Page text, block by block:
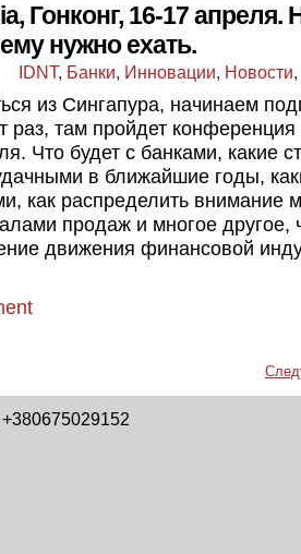
Гонконг, 16-17 апреля.
нужно ехать.
IDNT, Банки, Инновации, Новости,
из Сингапура, начинаем
раз, там пройдет
Что будет с банками, какие
в ближайшие годы,
как распределить внимание
продаж и многое другое,
движения финансовой